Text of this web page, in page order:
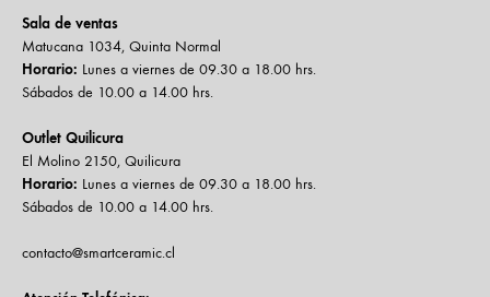
Sala de ventas
Matucana 1034, Quinta Normal
Horario: Lunes a viernes de 09.30 a 18.00 hrs.
Sábados de 10.00 a 14.00 hrs.
Outlet Quilicura
El Molino 2150, Quilicura
Horario: Lunes a viernes de 09.30 a 18.00 hrs.
Sábados de 10.00 a 14.00 hrs.
contacto@smartceramic.cl